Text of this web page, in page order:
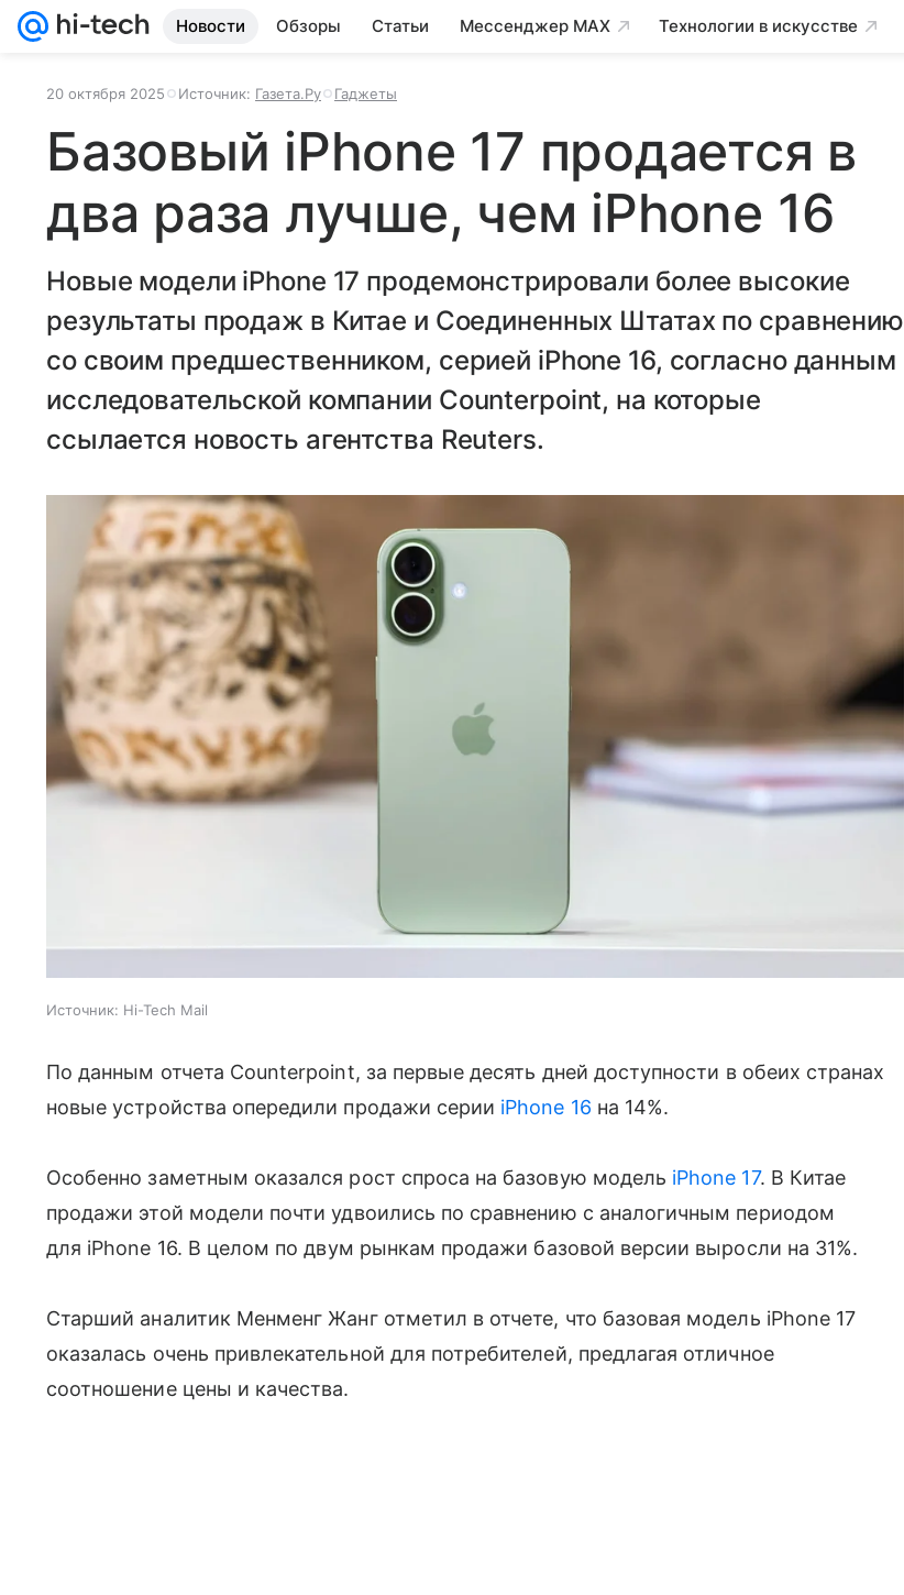
Новости Обзоры Статьи Мессенджер MAX Технологии в искусстве
20 октября 2025 Источник: Газета.Ру Гаджеты
Базовый iPhone 17 продается в
два раза лучше, чем iPhone 16
Новые модели iPhone 17 продемонстрировали более высокие
результаты продаж в Китае и Соединенных Штатах по сравнению
со своим предшественником, серией iPhone 16, согласно данным
исследовательской компании Counterpoint, на которые
ссылается новость агентства Reuters.
Источник: Hi-Tech Mail
По данным отчета Counterpoint, за первые десять дней доступности в обеих странах
новые устройства опередили продажи серии iPhone 16 на 14%.
Особенно заметным оказался рост спроса на базовую модель iPhone 17. В Китае
продажи этой модели почти удвоились по сравнению с аналогичным периодом
для iPhone 16. В целом по двум рынкам продажи базовой версии выросли на 31%.
Старший аналитик Менменг Жанг отметил в отчете, что базовая модель iPhone 17
оказалась очень привлекательной для потребителей, предлагая отличное
соотношение цены и качества.